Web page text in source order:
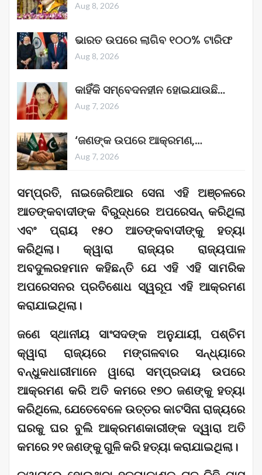
Aug 8, 2026
ଭାରତ ଉପରେ ଲାଗିବ ୧୦୦% ଟାରିଫ
Aug 8, 2026
କାହିଁକି ସମ୍ବେଦନହୀନ ହୋଇଯାଉଛି…
Aug 7, 2026
‘ଜଣଙ୍କ ଉପରେ ଆକ୍ରମଣ,…
Aug 7, 2026
ସମ୍ପ୍ରତି, ନାଇଜେରିଆର ସେନା ଏହି ଅଞ୍ଚଳରେ
ଆତଙ୍କବାଦୀଙ୍କ ବିରୁଦ୍ଧରେ ଅପରେସନ୍ କରିଥିଲା
ଏବଂ ପ୍ରାୟ ୧୫୦ ଆତଙ୍କବାଦୀଙ୍କୁ ହତ୍ୟା
କରିଥିଲା। କ୍ୱାରା ରାଜ୍ୟର ରାଜ୍ୟପାଳ
ଅବଦୁଲରହମାନ କହିଛନ୍ତି ଯେ ଏହି ଏହି ସାମରିକ
ଅପରେସନର ପ୍ରତିଶୋଧ ସ୍ୱରୂପ ଏହି ଆକ୍ରମଣ
କରାଯାଇଥିଲା।
ଜଣେ ସ୍ଥାନୀୟ ସାଂସଦଙ୍କ ଅନୁଯାୟୀ, ପଶ୍ଚିମ
କ୍ୱାରା ରାଜ୍ୟରେ ମଙ୍ଗଳବାର ସନ୍ଧ୍ୟାରେ
ବନ୍ଧୁକଧାରୀମାନେ ୱାରୋ ସମ୍ପ୍ରଦାୟ ଉପରେ
ଆକ୍ରମଣ କରି ଅତି କମରେ ୧୭୦ ଜଣଙ୍କୁ ହତ୍ୟା
କରିଥିଲେ, ଯେତେବେଳେ ଉତ୍ତର କାଟସିନା ରାଜ୍ୟରେ
ଘରକୁ ଘର ବୁଲି ଆକ୍ରମଣକାରୀଙ୍କ ଦ୍ୱାରା ଅତି
କମରେ ୨୧ ଜଣଙ୍କୁ ଗୁଳି କରି ହତ୍ୟା କରାଯାଇଥିଲା।